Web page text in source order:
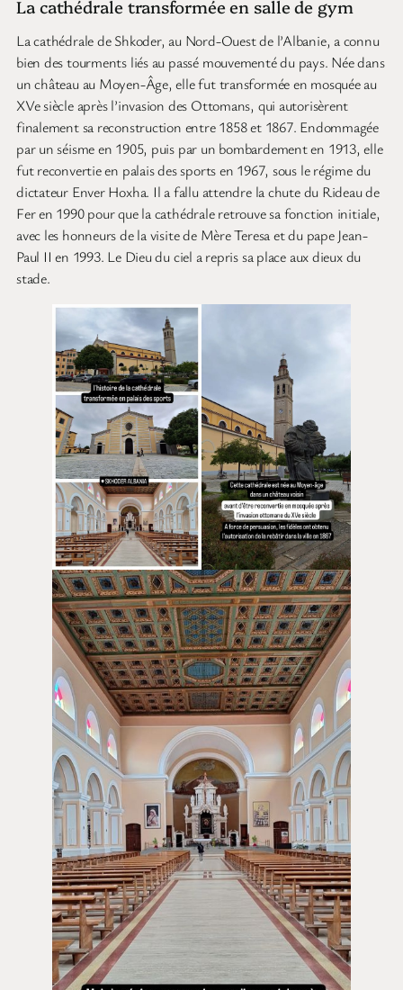
La cathédrale transformée en salle de gym
La cathédrale de Shkoder, au Nord-Ouest de l’Albanie, a connu
bien des tourments liés au passé mouvementé du pays. Née dans
un château au Moyen-Âge, elle fut transformée en mosquée au
XVe siècle après l’invasion des Ottomans, qui autorisèrent
finalement sa reconstruction entre 1858 et 1867. Endommagée
par un séisme en 1905, puis par un bombardement en 1913, elle
fut reconvertie en palais des sports en 1967, sous le régime du
dictateur Enver Hoxha. Il a fallu attendre la chute du Rideau de
Fer en 1990 pour que la cathédrale retrouve sa fonction initiale,
avec les honneurs de la visite de Mère Teresa et du pape Jean-
Paul II en 1993. Le Dieu du ciel a repris sa place aux dieux du
stade.